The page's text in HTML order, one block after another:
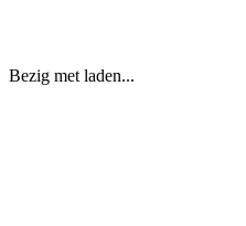
Bezig met laden...